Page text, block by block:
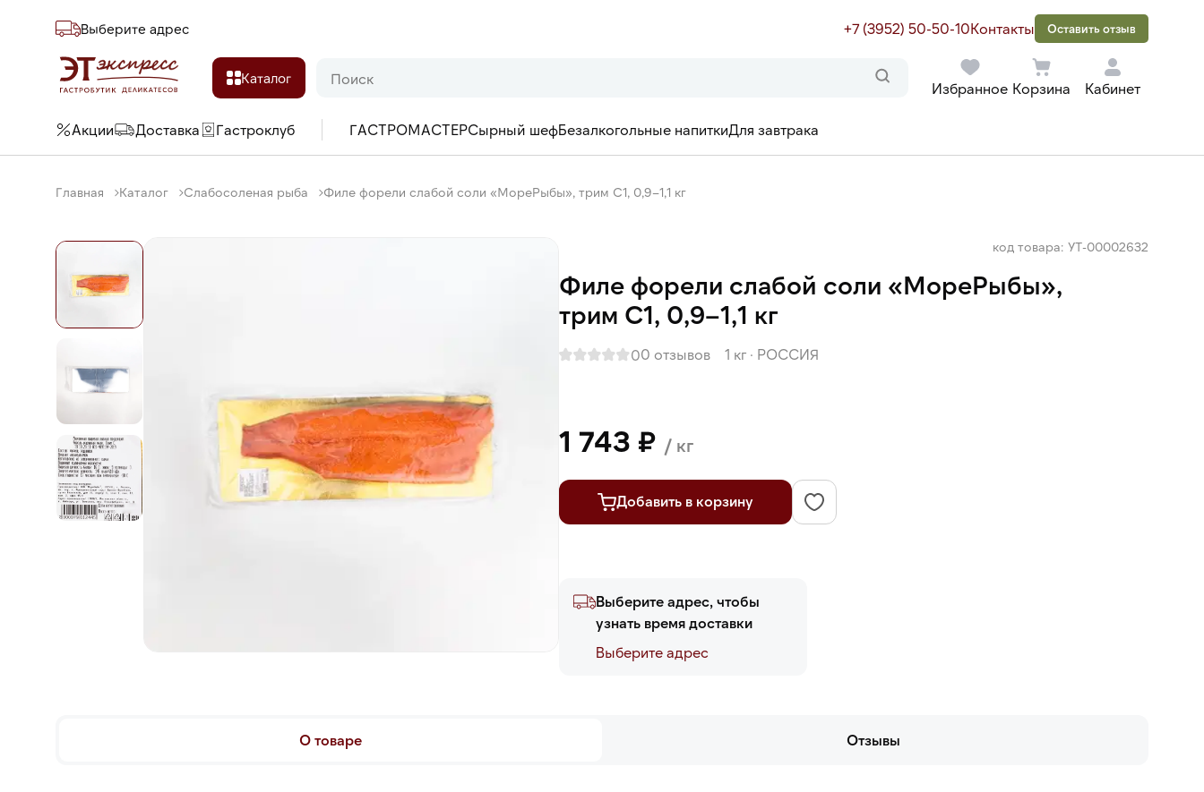
Выберите адреc +7 (3952) 50-50-10Контакты Оставить отзыв
Каталог
Избранное Корзина Кабинет
Акции Доставка Гастроклуб ГАСТРОМАСТЕРСырный шефБезалкогольные напиткиДля завтрака
Главная Каталог Слабосоленая рыба Филе форели слабой соли «МореРыбы», трим С1, 0,9–1,1 кг
код товара: УТ-00002632
Филе форели слабой соли «МореРыбы»,
трим С1, 0,9–1,1 кг
00 отзывов 1 кг · РОССИЯ
1 743 ₽ / кг
Добавить в корзину
Выберите адрес, чтобы
узнать время доставки
Выберите адреc
О товаре Отзывы